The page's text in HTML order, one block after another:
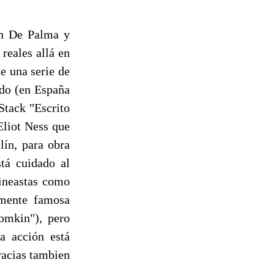
De Palma y
allá en
una serie de
(en España
"Escrito
Ness que
para obra
cuidado al
como
famosa
pero
acción está
tambien